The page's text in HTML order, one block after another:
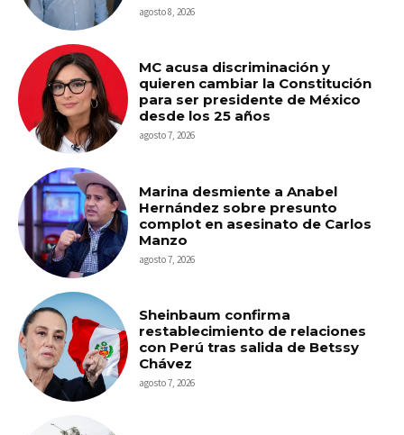
agosto 8, 2026
MC acusa discriminación y
quieren cambiar la Constitución
para ser presidente de México
desde los 25 años
agosto 7, 2026
Marina desmiente a Anabel
Hernández sobre presunto
complot en asesinato de Carlos
Manzo
agosto 7, 2026
Sheinbaum confirma
restablecimiento de relaciones
con Perú tras salida de Betssy
Chávez
agosto 7, 2026